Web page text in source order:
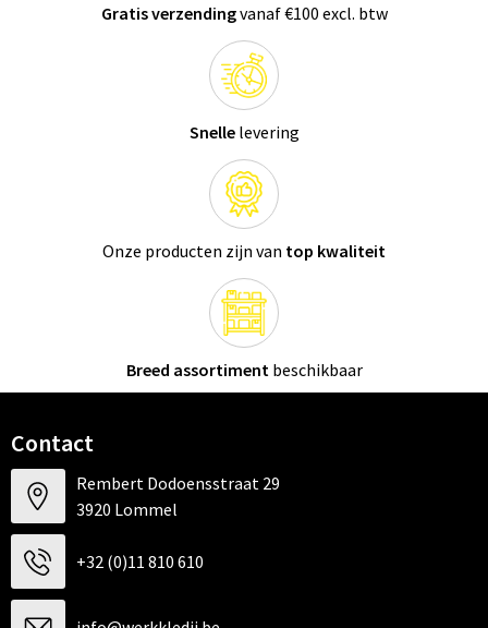
Gratis verzendingvanaf €100 excl. btw
Snellelevering
Onze producten zijn van top kwaliteit
Breed assortimentbeschikbaar
Contact
Rembert Dodoensstraat 29
3920 Lommel
+32 (0)11 810 610